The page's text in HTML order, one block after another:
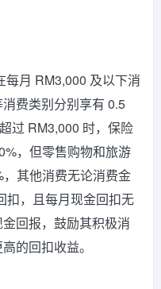
每月 RM3,000 及以下消
费类别分别享有 0.5
过 RM3,000 时，保险
，但零售购物和旅游
其他消费无论消费金
扣，且每月现金回扣无
回报，鼓励其积极消
的回扣收益。